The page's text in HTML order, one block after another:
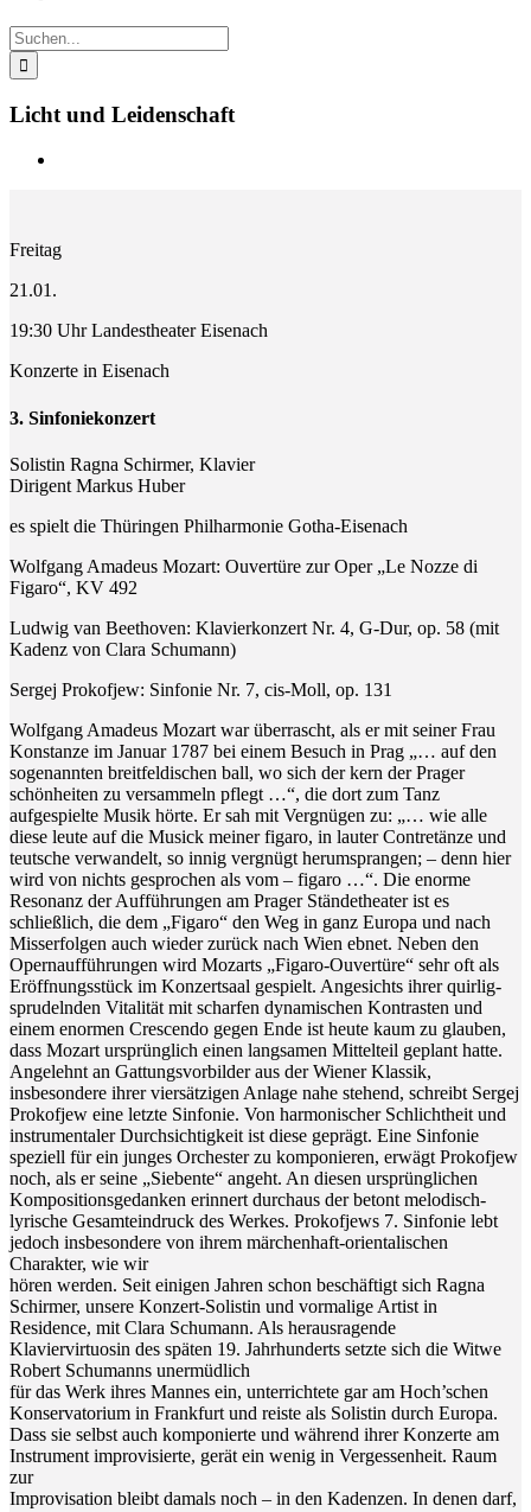
Suche
nach:
Licht und Leidenschaft
Freitag
21.01.
19:30 Uhr Landestheater Eisenach
Konzerte in Eisenach
3. Sinfoniekonzert
Solistin Ragna Schirmer, Klavier
Dirigent Markus Huber
es spielt die Thüringen Philharmonie Gotha-Eisenach
Wolfgang Amadeus Mozart: Ouvertüre zur Oper „Le Nozze di
Figaro“, KV 492
Ludwig van Beethoven: Klavierkonzert Nr. 4, G-Dur, op. 58 (mit
Kadenz von Clara Schumann)
Sergej Prokofjew: Sinfonie Nr. 7, cis-Moll, op. 131
Wolfgang Amadeus Mozart war überrascht, als er mit seiner Frau
Konstanze im Januar 1787 bei einem Besuch in Prag „… auf den
sogenannten breitfeldischen ball, wo sich der kern der Prager
schönheiten zu versammeln pflegt …“, die dort zum Tanz
aufgespielte Musik hörte. Er sah mit Vergnügen zu: „… wie alle
diese leute auf die Musick meiner figaro, in lauter Contretänze und
teutsche verwandelt, so innig vergnügt herumsprangen; – denn hier
wird von nichts gesprochen als vom – figaro …“. Die enorme
Resonanz der Aufführungen am Prager Ständetheater ist es
schließlich, die dem „Figaro“ den Weg in ganz Europa und nach
Misserfolgen auch wieder zurück nach Wien ebnet. Neben den
Opernaufführungen wird Mozarts „Figaro-Ouvertüre“ sehr oft als
Eröffnungsstück im Konzertsaal gespielt. Angesichts ihrer quirlig-
sprudelnden Vitalität mit scharfen dynamischen Kontrasten und
einem enormen Crescendo gegen Ende ist heute kaum zu glauben,
dass Mozart ursprünglich einen langsamen Mittelteil geplant hatte.
Angelehnt an Gattungsvorbilder aus der Wiener Klassik,
insbesondere ihrer viersätzigen Anlage nahe stehend, schreibt Sergej
Prokofjew eine letzte Sinfonie. Von harmonischer Schlichtheit und
instrumentaler Durchsichtigkeit ist diese geprägt. Eine Sinfonie
speziell für ein junges Orchester zu komponieren, erwägt Prokofjew
noch, als er seine „Siebente“ angeht. An diesen ursprünglichen
Kompositionsgedanken erinnert durchaus der betont melodisch-
lyrische Gesamteindruck des Werkes. Prokofjews 7. Sinfonie lebt
jedoch insbesondere von ihrem märchenhaft-orientalischen
Charakter, wie wir
hören werden. Seit einigen Jahren schon beschäftigt sich Ragna
Schirmer, unsere Konzert-Solistin und vormalige Artist in
Residence, mit Clara Schumann. Als herausragende
Klaviervirtuosin des späten 19. Jahrhunderts setzte sich die Witwe
Robert Schumanns unermüdlich
für das Werk ihres Mannes ein, unterrichtete gar am Hoch’schen
Konservatorium in Frankfurt und reiste als Solistin durch Europa.
Dass sie selbst auch komponierte und während ihrer Konzerte am
Instrument improvisierte, gerät ein wenig in Vergessenheit. Raum
zur
Improvisation bleibt damals noch – in den Kadenzen. In denen darf,